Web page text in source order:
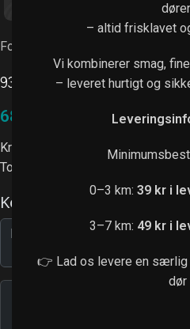
– altid frisklavet
Vi kombinerer smag,
– leveret hurtigt og
0–3 km: 39 kr i
3–7 km: 49 kr i
👉 Lad os levere en
dør
Forside
93. Shellfish
68,00
Krebs, rejer, laks, avocado, agurk,
Toppet med chilimayo